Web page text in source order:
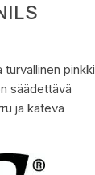
turvallinen pinkki
säädettävä
ja kätevä